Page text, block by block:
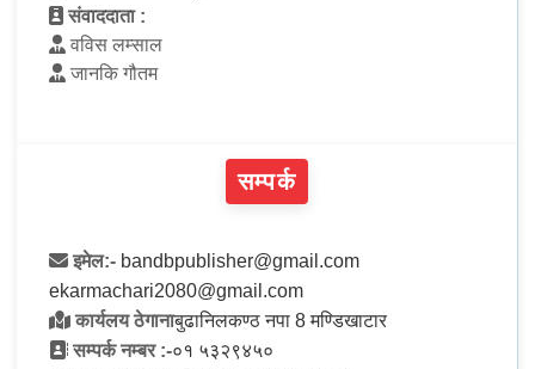
संवाददाता :
वविस लम्साल
जानकि गौतम
सम्पर्क
इमेल:- bandbpublisher@gmail.com
ekarmachari2080@gmail.com
कार्यलय ठेगानाबुढानिलकण्ठ नपा 8 मण्डिखाटार
सम्पर्क नम्बर :-०१ ५३२९४५०